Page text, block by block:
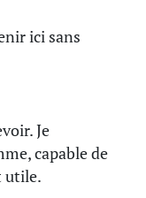
ici sans
Je
capable de
utile.